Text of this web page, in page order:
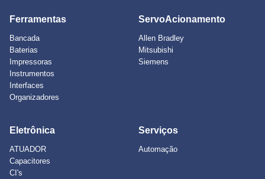
Ferramentas
Bancada
Baterias
Impressoras
Instrumentos
Interfaces
Organizadores
ServoAcionamento
Allen Bradley
Mitsubishi
Siemens
Eletrônica
ATUADOR
Capacitores
CI's
Serviços
Automação